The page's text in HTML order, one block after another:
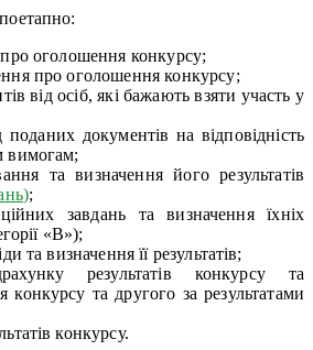
оголошення конкурсу;
про оголошення конкурсу;
від осіб, які бажають взяти участь у
документів на відповідність
вимогам;
та визначення його результатів
);
завдань та визначення їхніх
«В»);
та визначення її результатів;
результатів конкурсу та
конкурсу та другого за результатами
конкурсу.